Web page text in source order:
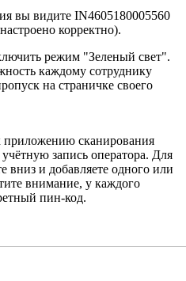
вы видите IN4605180005560
корректно).
режим "Зеленый свет".
каждому сотруднику
на страничке своего
приложению сканирования
запись оператора. Для
вниз и добавляете одного или
внимание, у каждого
пин-код.